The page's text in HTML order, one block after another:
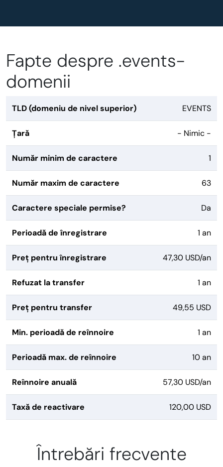
Fapte despre .events-
domenii
TLD (domeniu de nivel superior) EVENTS
Țară - Nimic -
Număr minim de caractere 1
Număr maxim de caractere 63
Caractere speciale permise? Da
Perioadă de înregistrare 1 an
Preț pentru înregistrare 47,30 USD/an
Refuzat la transfer 1 an
Preț pentru transfer 49,55 USD
Min. perioadă de reînnoire 1 an
Perioadă max. de reînnoire 10 an
Reînnoire anuală 57,30 USD/an
Taxă de reactivare 120,00 USD
Întrebări frecvente